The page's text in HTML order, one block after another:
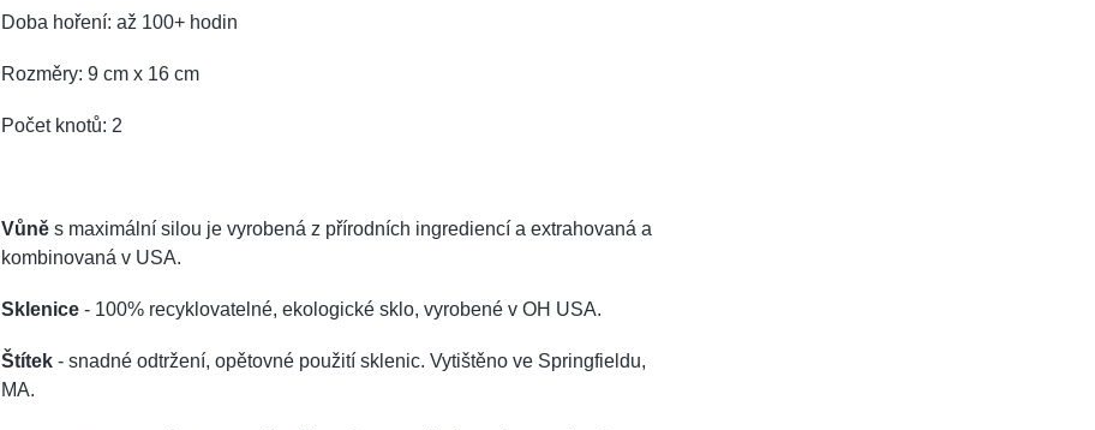
Doba hoření: až 100+ hodin
Rozměry: 9 cm x 16 cm
Počet knotů: 2
Vůně s maximální silou je vyrobená z přírodních ingrediencí a extrahovaná a
kombinovaná v USA.
Sklenice - 100% recyklovatelné, ekologické sklo, vyrobené v OH USA.
Štítek - snadné odtržení, opětovné použití sklenic. Vytištěno ve Springfieldu,
MA.